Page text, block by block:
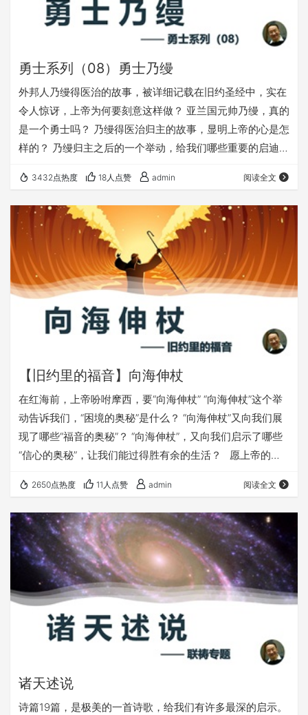
勇士系列（08）勇士乃缦
外邦人乃缦得医治的故事，被详细记载在旧约圣经中，实在
令人惊讶，上帝为何要刻意这样做？ 亚兰国元帅乃缦，真的
是一个勇士吗？ 乃缦得医治归主的故事，显明上帝的心是怎
样的？ 乃缦归主之后的一个举动，给我们哪些重要的启迪？
的灵魂。 欢迎您收听： 《勇士乃缦》 更多精彩丰富的内
容，尽在fuyin116.com；欢迎在浏览器里收藏访问我们的网
站，不受微信的限制 本文链接： https://fuyin116.com/qf94
⚠️⚠️⚠️ 注意 ⚠️…
3432点热度 18人点赞 admin 阅读全文
【旧约里的福音】向海伸杖
在红海前，上帝吩咐摩西，要“向海伸杖” “向海伸杖”这个举
动告诉我们，“困境的奥秘”是什么？ “向海伸杖”又向我们展
现了哪些“福音的奥秘”？ “向海伸杖”，又向我们启示了哪些
“信心的奥秘”，让我们能过得胜有余的生活？ 愿上帝的祝
您收听： 《向海伸杖》 本文链接（若有朋友在微信里打不
开本文，可以把下面的链接发给他，在浏览器里打开）：
https://fuyin116.com/1l2l 您也可以点击下面的链接，重温
之前的信息： 《旧约里的福音》 &nb…
2650点热度 11人点赞 admin 阅读全文
诸天述说
诗篇19篇，是极美的一首诗歌，给我们有许多最深的启示。